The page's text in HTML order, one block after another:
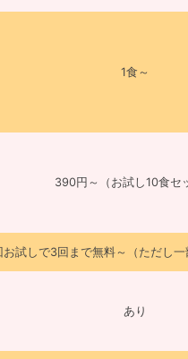
1食～
390円～（お試し10食セ
お試しで3回まで無料～（ただし一
あり